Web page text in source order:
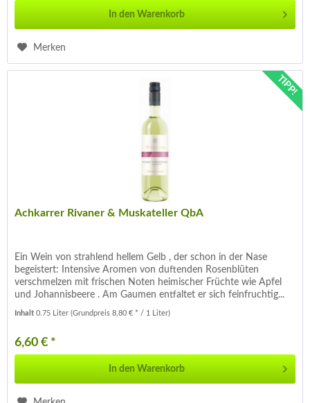
In den Warenkorb
Merken
TIPP!
Achkarrer Rivaner & Muskateller QbA
Ein Wein von strahlend hellem Gelb , der schon in der Nase
begeistert: Intensive Aromen von duftenden Rosenblüten
verschmelzen mit frischen Noten heimischer Früchte wie Apfel
und Johannisbeere . Am Gaumen entfaltet er sich feinfruchtig...
Inhalt0.75 Liter(Grundpreis 8,80 € * / 1 Liter)
6,60 € *
In den Warenkorb